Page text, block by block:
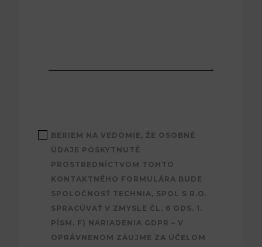
BERIEM NA VEDOMIE, ŽE OSOBNÉ
ÚDAJE POSKYTNUTÉ
PROSTREDNÍCTVOM TOHTO
KONTAKTNÉHO FORMULÁRA BUDE
SPOLOČNOSŤ TECHNIA, SPOL S R.O.
SPRACÚVAŤ V ZMYSLE ČL. 6 ODS. 1.
PÍSM. F) NARIADENIA GDPR – V
OPRÁVNENOM ZÁUJME ZA ÚČELOM